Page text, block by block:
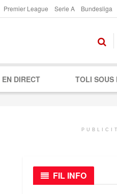
Premier League Serie A Bundesliga
EN DIRECT TOLI SOUS
FIL INFO